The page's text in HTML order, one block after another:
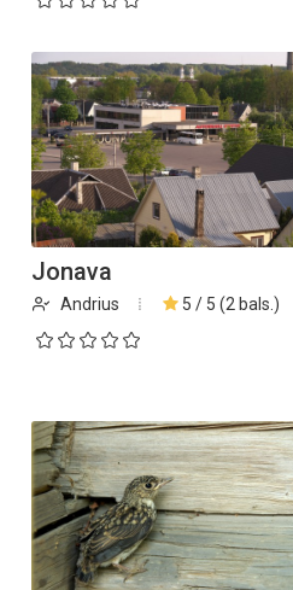
Kviečiame aplankyti parodą
„Nusišypsok mums,
Viešpatie“. Legendinio
spektaklio kelionė“
Jonava
Andrius 5 / 5 (2 bals.)